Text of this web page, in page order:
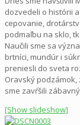
dozvedeli o histórii
cepovanie,
podmaľbu na sklo,
Naučili sme sa
brtníci, mundúr i
preniesli do sveta
Oravský
sme zavŕšili
[Show slideshow]